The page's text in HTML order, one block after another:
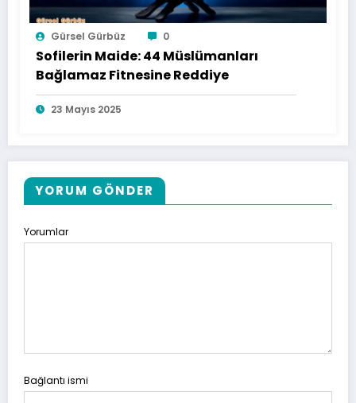
Gürsel Gürbüz 0
Sofilerin Maide: 44 Müslümanları
Bağlamaz Fitnesine Reddiye
23 Mayıs 2025
YORUM GÖNDER
Yorumlar
Bağlantı ismi